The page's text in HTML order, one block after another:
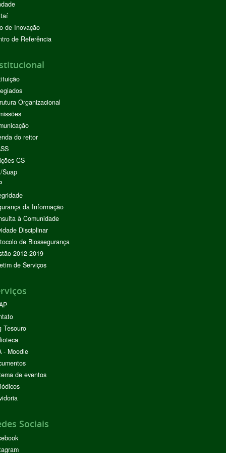
de Inovação
de Referência
Organizacional
do reitor
CS
Suap
da Informação
à Comunidade
Disciplinar
de Biossegurança
2012-2019
de Serviços
Tesouro
- Moodle
de eventos
Sociais